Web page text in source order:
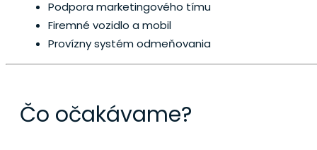
Podpora marketingového tímu
Firemné vozidlo a mobil
Provízny systém odmeňovania
Čo očakávame?